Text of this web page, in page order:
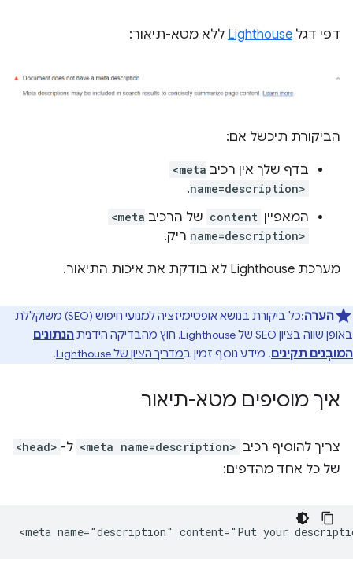
דפי דגל Lighthouse ללא מטא-תיאור:
הביקורת תיכשל אם:
בדף שלך אין רכיב <meta
name=description>
.
המאפיין content של הרכיב <meta
name=description> ריק.
מערכת Lighthouse לא בודקת את איכות התיאור.
הערה
:כל ביקורת בנושא אופטימיזציה למנועי חיפוש (SEO) משוקללת
באופן שווה בציון SEO של Lighthouse, חוץ מהבדיקה הידנית
הנתונים
המובְנים תקינים. מידע נוסף זמין במדריך הציון של Lighthouse .
איך מוסיפים מטא-תיאור
צריך להוסיף רכיב <meta name=description> ל- <head>
של כל אחד מהדפים: